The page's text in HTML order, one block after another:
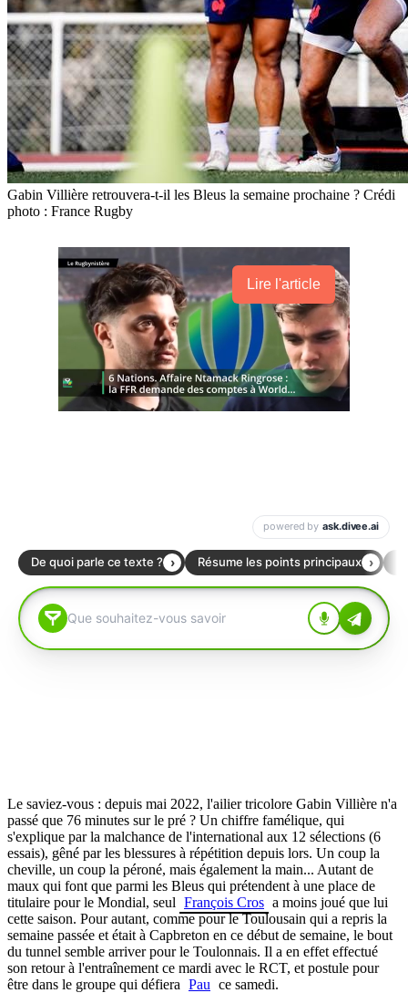
Gabin Villière retrouvera-t-il les Bleus la semaine prochaine ? Crédi
photo : France Rugby
Lire l'article
Le saviez-vous : depuis mai 2022, l'ailier tricolore Gabin Villière n'a
passé que 76 minutes sur le pré ? Un chiffre famélique, qui
s'explique par la malchance de l'international aux 12 sélections (6
essais), gêné par les blessures à répétition depuis lors. Un coup la
cheville, un coup la péroné, mais également la main... Autant de
maux qui font que parmi les Bleus qui prétendent à une place de
titulaire pour le Mondial, seul François Cros a moins joué que lui
cette saison. Pour autant, comme pour le Toulousain qui a repris la
semaine passée et était à Capbreton en ce début de semaine, le bout
du tunnel semble arriver pour le Toulonnais. Il a en effet effectué
son retour à l'entraînement ce mardi avec le RCT, et postule pour
être dans le groupe qui défiera Pau ce samedi.